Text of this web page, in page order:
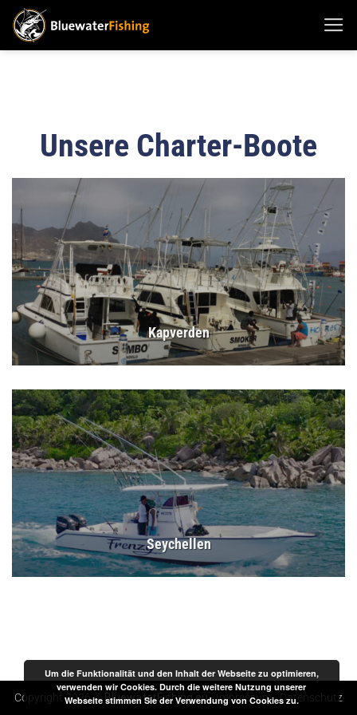
Zum
Inhalt
Unsere Charter-Boote
Kapverden
Seychellen
Copyright 2026 ©BluewaterFishing.eu-Impressum-Datenschutz
Um die Funktionalität und den Inhalt der Webseite zu optimieren,
verwenden wir Cookies. Durch die weitere Nutzung unserer
Webseite stimmen Sie der Verwendung von Cookies zu.